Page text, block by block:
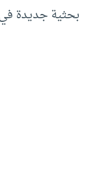
بحثية جديدة في